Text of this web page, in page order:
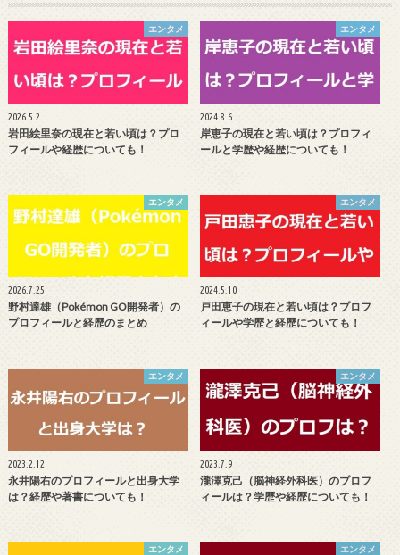
エンタメ
2026.5.2
岩田絵里奈の現在と若い頃は？プロ
フィールや経歴についても！
エンタメ
2024.8.6
岸恵子の現在と若い頃は？プロフィ
ールと学歴や経歴についても！
エンタメ
2026.7.25
野村達雄（Pokémon GO開発者）の
プロフィールと経歴のまとめ
エンタメ
2024.5.10
戸田恵子の現在と若い頃は？プロフ
ィールや学歴と経歴についても！
エンタメ
2023.2.12
永井陽右のプロフィールと出身大学
は？経歴や著書についても！
エンタメ
2023.7.9
瀧澤克己（脳神経外科医）のプロフ
ィールは？学歴や経歴についても！
エンタメ エンタメ